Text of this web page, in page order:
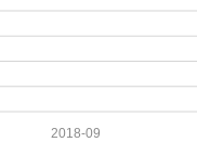
2018-09